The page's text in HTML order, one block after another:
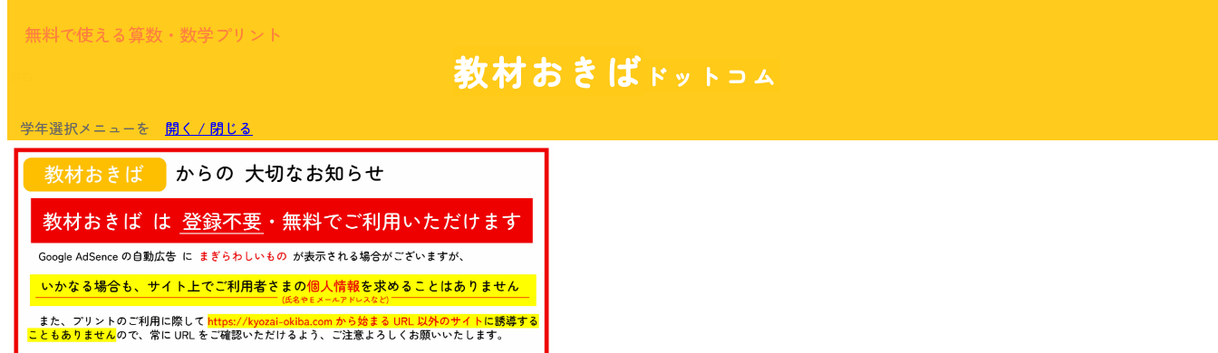
無料で使える算数・数学プリント
教材おきば ドットコム
学年選択メニューを 開く / 閉じる